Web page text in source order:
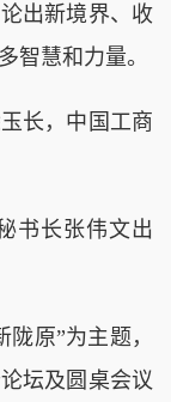
出新境界、收
智慧和力量。
长，中国工商
长张伟文出
原”为主题，
坛及圆桌会议